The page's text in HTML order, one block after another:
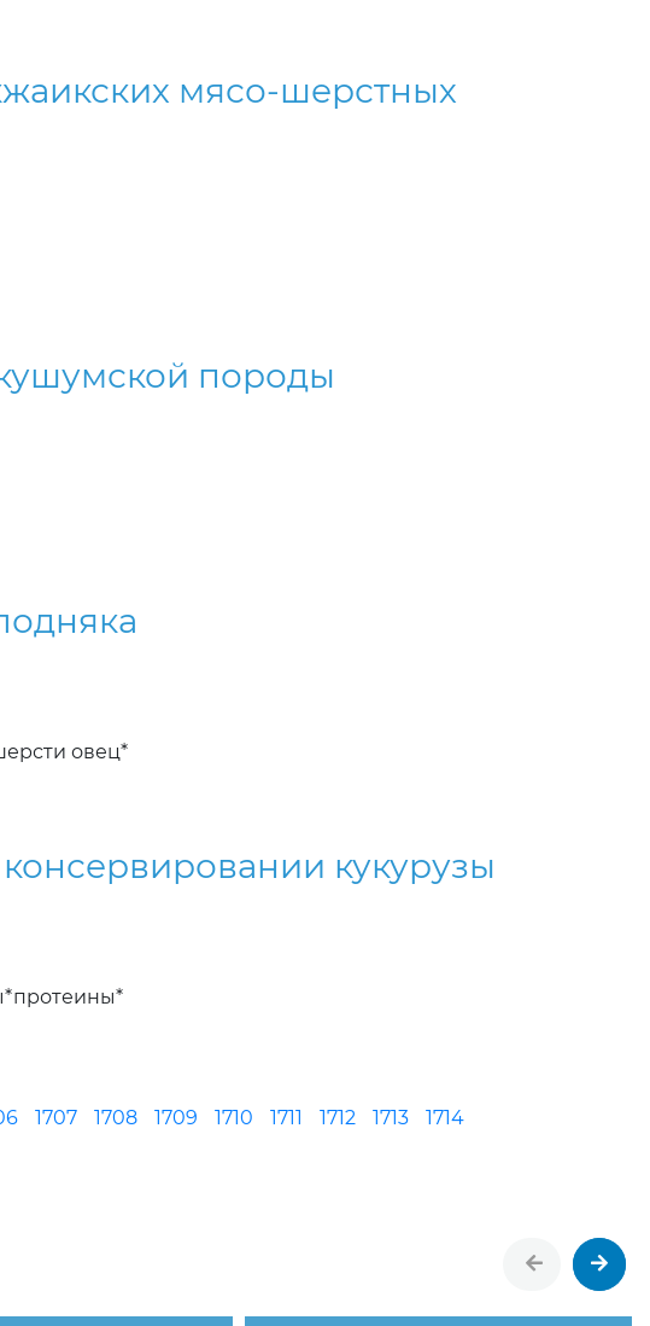
мясо-шерстных
породы
овец*
кукурузы
1707 1708 1709 1710 1711 1712 1713
1714